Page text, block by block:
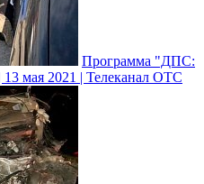
Программа "ДПС:
13 мая 2021 | Телеканал ОТС